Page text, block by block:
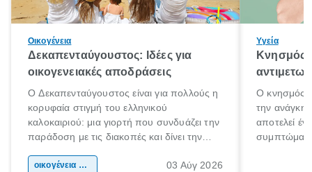
Οικογένεια
Δεκαπενταύγουστος: Ιδέες για
οικογενειακές αποδράσεις
Ο Δεκαπενταύγουστος είναι για πολλούς η
κορυφαία στιγμή του ελληνικού
καλοκαιριού: μια γιορτή που συνδυάζει την
παράδοση με τις διακοπές και δίνει την
χώρας. Είτε πρόκειται για λίγες μέρες
οικογένεια & παιδί 03 Αύγ 2026
Υγεία
Κνησμός:
Ο κνησμός
την ανάγκη
αποτελεί